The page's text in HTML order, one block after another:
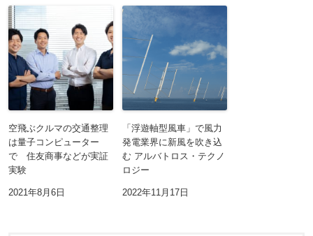
空飛ぶクルマの交通整理
は量子コンピューター
で 住友商事などが実証
実験
2021年8月6日
「浮遊軸型風車」で風力
発電業界に新風を吹き込
む アルバトロス・テクノ
ロジー
2022年11月17日